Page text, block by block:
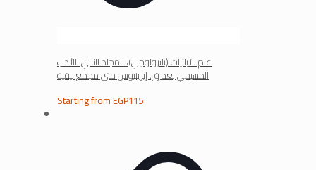
علم الآبائيات (باترولوچي)، المجلد الثاني: الأدب
المسيحي بعد ق. إيرينيوس حتى مجمع نيقية
Starting fromEGP115